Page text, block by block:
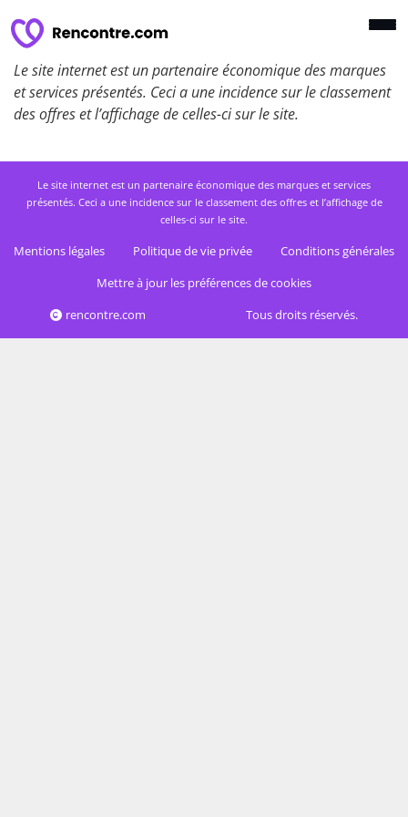
Le site internet est un partenaire économique des marques
et services présentés. Ceci a une incidence sur le classement
des offres et l’affichage de celles-ci sur le site.
Le site internet est un partenaire économique des marques et services
présentés. Ceci a une incidence sur le classement des offres et l’affichage de
celles-ci sur le site.
Mentions légales Politique de vie privée
Conditions générales
Mettre à jour les préférences de cookies
rencontre.com
Tous droits réservés.